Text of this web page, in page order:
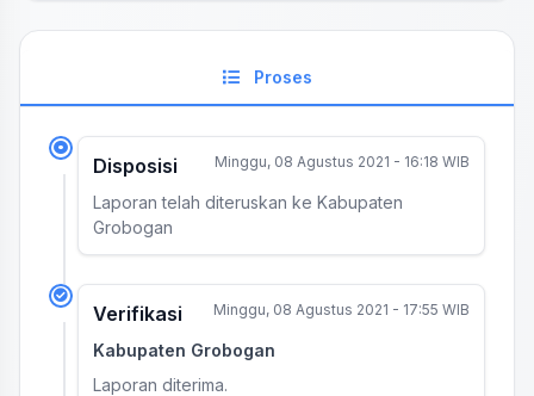
Proses
Disposisi Minggu, 08 Agustus 2021 - 16:18 WIB
Laporan telah diteruskan ke Kabupaten
Grobogan
Verifikasi Minggu, 08 Agustus 2021 - 17:55 WIB
Kabupaten Grobogan
Laporan diterima.